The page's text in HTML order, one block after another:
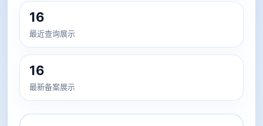
16
最近查询展示
16
最新备案展示